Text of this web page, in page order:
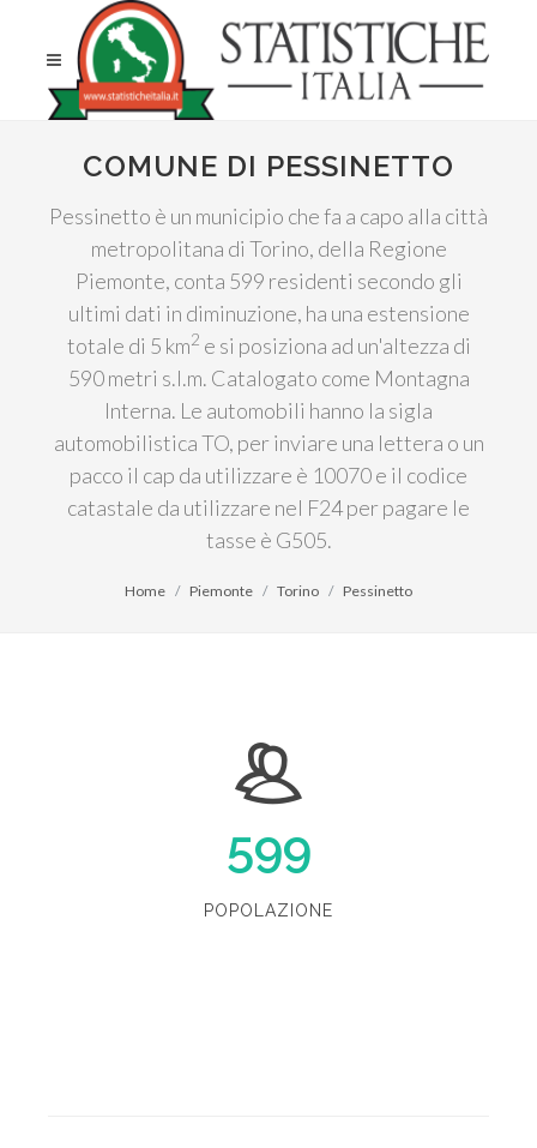
COMUNE DI PESSINETTO
Pessinetto è un municipio che fa a capo alla città
metropolitana di Torino, della Regione
Piemonte, conta 599 residenti secondo gli
ultimi dati in diminuzione, ha una estensione
totale di 5 km2 e si posiziona ad un'altezza di
590 metri s.l.m. Catalogato come Montagna
Interna. Le automobili hanno la sigla
automobilistica TO, per inviare una lettera o un
pacco il cap da utilizzare è 10070 e il codice
catastale da utilizzare nel F24 per pagare le
tasse è G505.
Home Piemonte Torino Pessinetto
599
POPOLAZIONE